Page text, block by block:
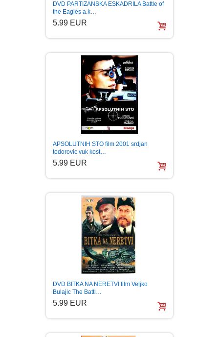
DVD PARTIZANSKA ESKADRILA Battle of
the Eagles a.k…
5.99 EUR
APSOLUTNIH STO film 2001 srdjan
todorovic vuk kost…
5.99 EUR
DVD BITKA NA NERETVI film Veljko
Bulajic The Battl…
5.99 EUR